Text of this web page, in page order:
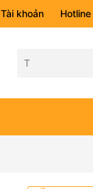
Tài khoản Hotline